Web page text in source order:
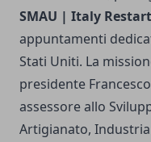
SMAU | Italy
appuntamenti
Stati Uniti. La
presidente
assessore allo
Artigianato,